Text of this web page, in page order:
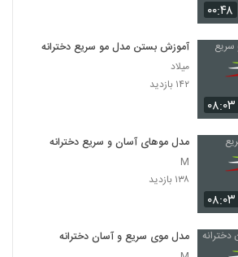
۰۰:۴۸
۰۸:۰۳
آموزش بستن مدل مو سریع دخترانه
میلاد
۱۴۲ بازدید
۰۸:۰۳
مدل موهای آسان و سریع دخترانه
M
۱۳۸ بازدید
مدل موی سریع و آسان دخترانه